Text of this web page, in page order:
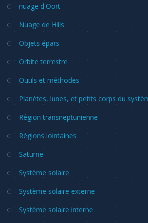
nuage d'Oort
Nuage de Hills
Objets épars
Orbite terrestre
Outils et méthodes
Planètes, lunes, et petits corps du
Région transneptunienne
Régions lointaines
Saturne
Système solaire
Système solaire externe
Système solaire interne